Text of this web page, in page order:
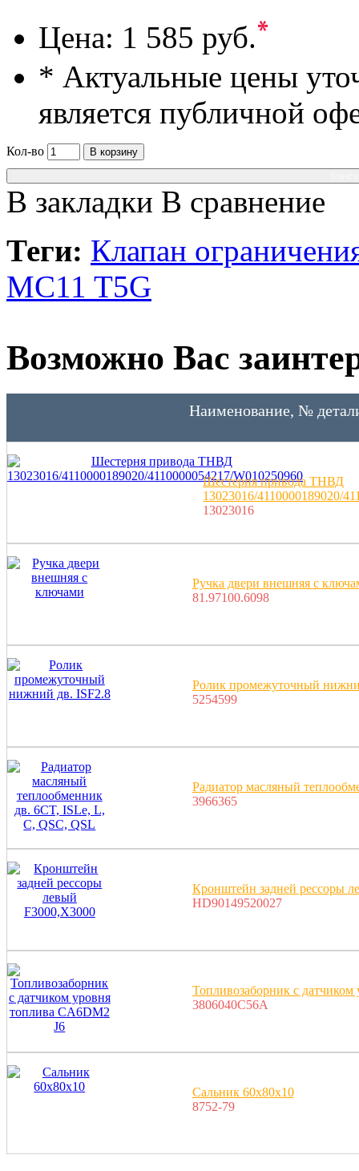
Цена: 1 585 руб.*
* Актуальные цены
является публичной
Кол-во
В корзину
В закладки В сравнение
Теги: Клапан
MC11 T5G
Возможно Вас
Наименование, №
Шестерня привода ТНВД
13023016/4110000189020/
13023016
Ручка двери внешняя с
81.97100.6098
Ролик промежуточный
5254599
Радиатор масляный
3966365
Кронштейн задней рессоры
HD90149520027
Топливозаборник с
3806040C56A
Сальник 60x80x10
8752-79